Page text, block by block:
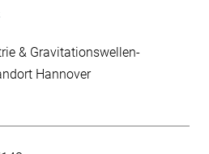
& Gravitationswellen-
Hannover